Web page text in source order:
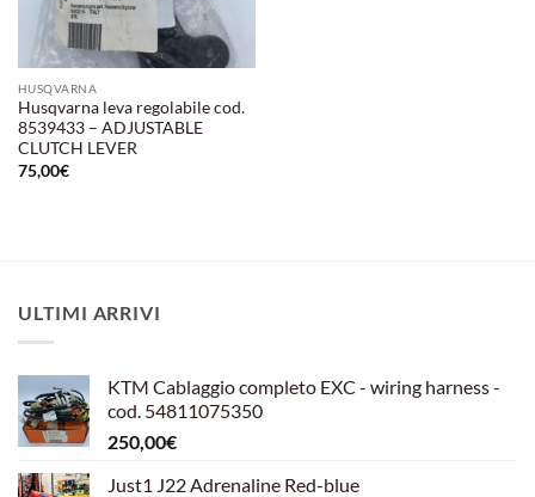
HUSQVARNA
Husqvarna leva regolabile cod.
8539433 – ADJUSTABLE
CLUTCH LEVER
75,00€
ULTIMI ARRIVI
KTM Cablaggio completo EXC - wiring harness -
cod. 54811075350
250,00€
Just1 J22 Adrenaline Red-blue